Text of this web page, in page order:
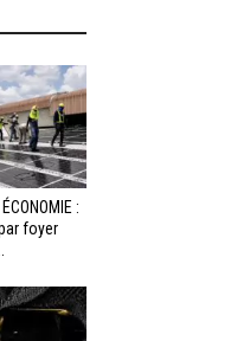
:
foyer